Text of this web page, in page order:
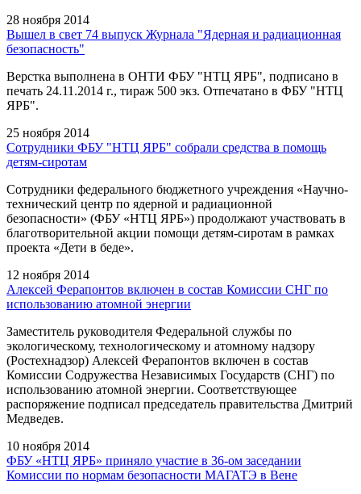
28 ноября 2014
Вышел в свет 74 выпуск Журнала "Ядерная и радиационная
безопасность"
Верстка выполнена в ОНТИ ФБУ "НТЦ ЯРБ", подписано в
печать 24.11.2014 г., тираж 500 экз. Отпечатано в ФБУ "НТЦ
ЯРБ".
25 ноября 2014
Сотрудники ФБУ "НТЦ ЯРБ" собрали средства в помощь
детям-сиротам
Сотрудники федерального бюджетного учреждения «Научно-
технический центр по ядерной и радиационной
безопасности» (ФБУ «НТЦ ЯРБ») продолжают участвовать в
благотворительной акции помощи детям-сиротам в рамках
проекта «Дети в беде».
12 ноября 2014
Алексей Ферапонтов включен в состав Комиссии СНГ по
использованию атомной энергии
Заместитель руководителя Федеральной службы по
экологическому, технологическому и атомному надзору
(Ростехнадзор) Алексей Ферапонтов включен в состав
Комиссии Содружества Независимых Государств (СНГ) по
использованию атомной энергии. Соответствующее
распоряжение подписал председатель правительства Дмитрий
Медведев.
10 ноября 2014
ФБУ «НТЦ ЯРБ» приняло участие в 36-ом заседании
Комиссии по нормам безопасности МАГАТЭ в Вене